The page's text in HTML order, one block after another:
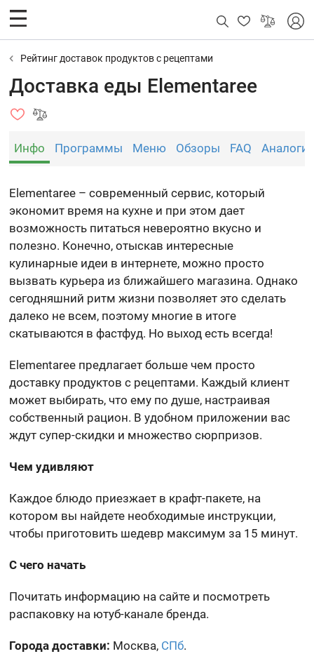
Рейтинг доставок продуктов с рецептами
Доставка еды Elementaree
Инфо Программы Меню Обзоры FAQ Аналоги
Elementaree – современный сервис, который
экономит время на кухне и при этом дает
возможность питаться невероятно вкусно и
полезно. Конечно, отыскав интересные
кулинарные идеи в интернете, можно просто
вызвать курьера из ближайшего магазина. Однако
сегодняшний ритм жизни позволяет это сделать
далеко не всем, поэтому многие в итоге
скатываются в фастфуд. Но выход есть всегда!
Elementaree предлагает больше чем просто
доставку продуктов с рецептами. Каждый клиент
может выбирать, что ему по душе, настраивая
собственный рацион. В удобном приложении вас
ждут супер-скидки и множество сюрпризов.
Чем удивляют
Каждое блюдо приезжает в крафт-пакете, на
котором вы найдете необходимые инструкции,
чтобы приготовить шедевр максимум за 15 минут.
С чего начать
Почитать информацию на сайте и посмотреть
распаковку на ютуб-канале бренда.
Города доставки: Москва, СПб.